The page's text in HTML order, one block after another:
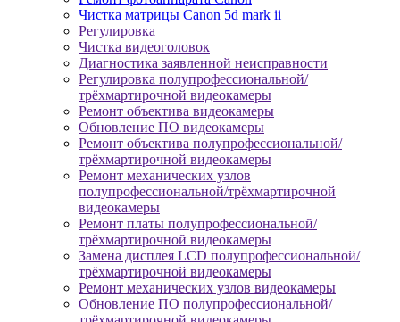
Чистка матрицы Canon 5d mark ii
Регулировка
Чистка видеоголовок
Диагностика заявленной неисправности
Регулировка полупрофессиональной/
трёхмартирочной видеокамеры
Ремонт объектива видеокамеры
Обновление ПО видеокамеры
Ремонт объектива полупрофессиональной/
трёхмартирочной видеокамеры
Ремонт механических узлов
полупрофессиональной/трёхмартирочной
видеокамеры
Ремонт платы полупрофессиональной/
трёхмартирочной видеокамеры
Замена дисплея LCD полупрофессиональной/
трёхмартирочной видеокамеры
Ремонт механических узлов видеокамеры
Обновление ПО полупрофессиональной/